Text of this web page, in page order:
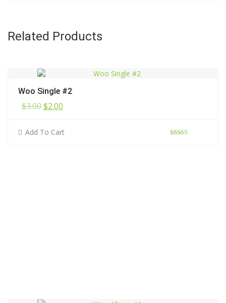
Related Products
Woo Single #2
$3.00原始價格：$3.00。
$2.00
Add To Cart